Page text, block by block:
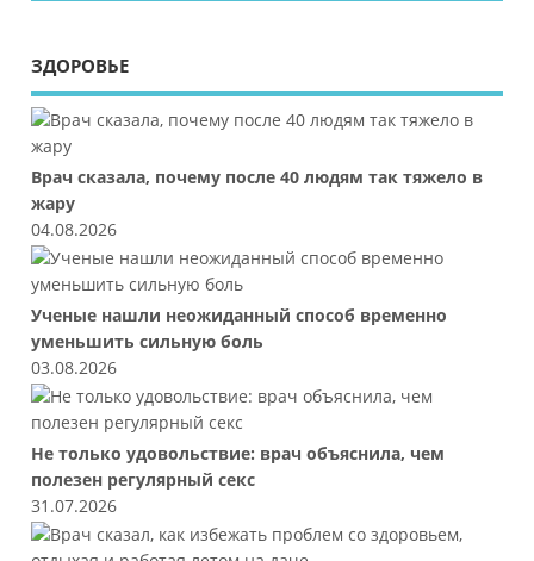
ЗДОРОВЬЕ
Врач сказала, почему после 40 людям так тяжело в
жару
04.08.2026
Ученые нашли неожиданный способ временно
уменьшить сильную боль
03.08.2026
Не только удовольствие: врач объяснила, чем
полезен регулярный секс
31.07.2026